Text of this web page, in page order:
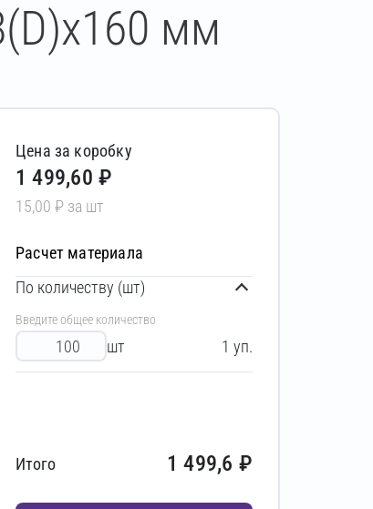
мм
Цена за коробку
1 499,60 ₽
15,00 ₽ за шт
Расчет материала
По количеству (шт)
Введите общее количество
шт 1 уп.
Итого 1 499,6 ₽